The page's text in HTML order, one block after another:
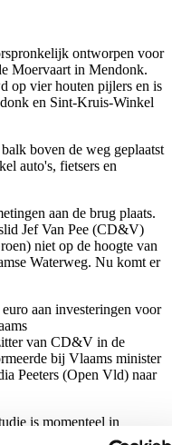
ontworpen voor
Moervaart in Mendonk.
op vier houten pijlers en is
en Sint-Kruis-Winkel
boven de weg geplaatst
auto's, fietsers en
aan de brug plaats.
Jef Van Pee (CD&V)
niet op de hoogte van
Waterweg. Nu komt er
aan investeringen voor
van CD&V in de
bij Vlaams minister
Peeters (Open Vld) naar
is momenteel in
omgevingsvergunning